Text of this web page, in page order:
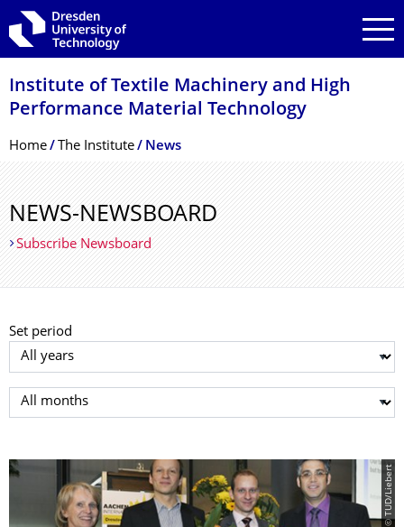
Skip to main navigation
Skip to search
Skip to content
Institute of Textile Machinery and High
Performance Material Technology
Breadcrumb Menu
Home The Institute News
NEWS-NEWSBOARD
Subscribe Newsboard
Set period
Select year
Select month
© TUD/Liebert